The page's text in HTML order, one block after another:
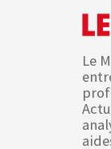
Le